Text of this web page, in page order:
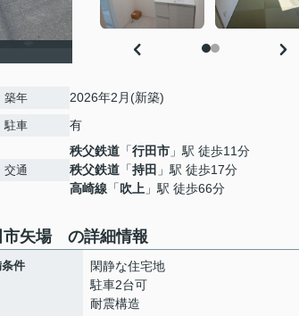
築年 2026年2月(新築)
駐車 有
交通
秩父鉄道 「行田市 」駅 徒歩11分
秩父鉄道 「持田 」駅 徒歩17分
高崎線 「吹上 」駅 徒歩66分
市矢場 の詳細情報
件
閑静な住宅地
駐車2台可
耐震構造